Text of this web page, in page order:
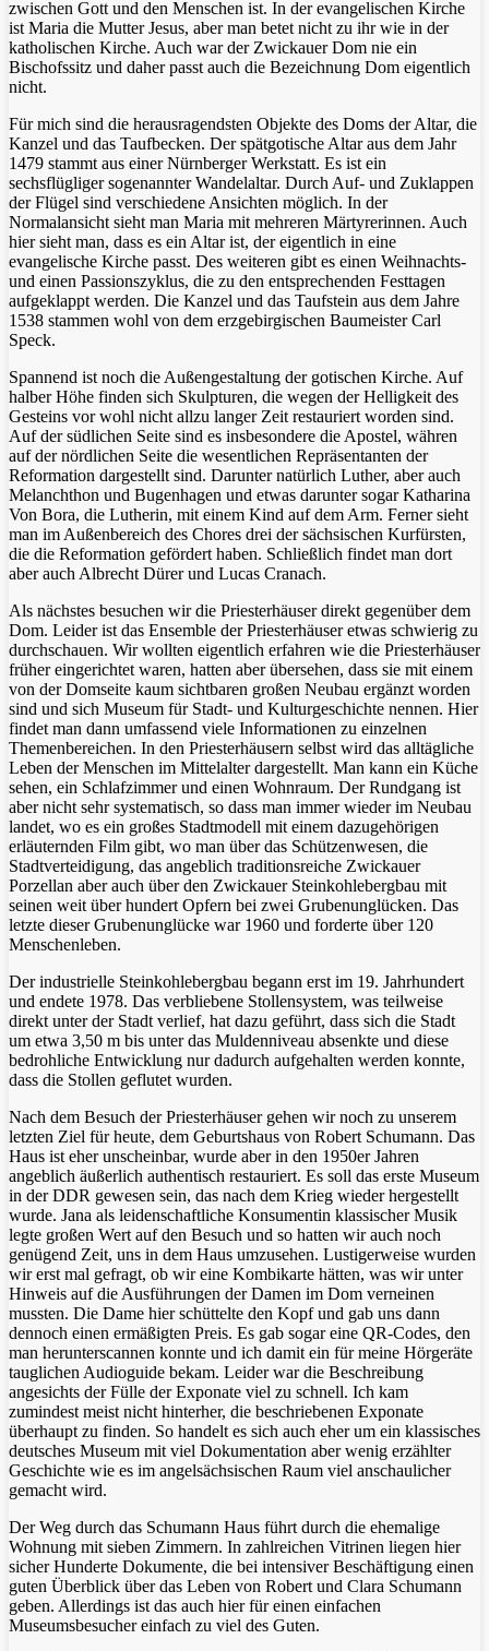
zwischen Gott und den Menschen ist. In der evangelischen Kirche
ist Maria die Mutter Jesus, aber man betet nicht zu ihr wie in der
katholischen Kirche. Auch war der Zwickauer Dom nie ein
Bischofssitz und daher passt auch die Bezeichnung Dom eigentlich
nicht.
Für mich sind die herausragendsten Objekte des Doms der Altar, die
Kanzel und das Taufbecken. Der spätgotische Altar aus dem Jahr
1479 stammt aus einer Nürnberger Werkstatt. Es ist ein
sechsflügliger sogenannter Wandelaltar. Durch Auf- und Zuklappen
der Flügel sind verschiedene Ansichten möglich. In der
Normalansicht sieht man Maria mit mehreren Märtyrerinnen. Auch
hier sieht man, dass es ein Altar ist, der eigentlich in eine
evangelische Kirche passt. Des weiteren gibt es einen Weihnachts-
und einen Passionszyklus, die zu den entsprechenden Festtagen
aufgeklappt werden. Die Kanzel und das Taufstein aus dem Jahre
1538 stammen wohl von dem erzgebirgischen Baumeister Carl
Speck.
Spannend ist noch die Außengestaltung der gotischen Kirche. Auf
halber Höhe finden sich Skulpturen, die wegen der Helligkeit des
Gesteins vor wohl nicht allzu langer Zeit restauriert worden sind.
Auf der südlichen Seite sind es insbesondere die Apostel, währen
auf der nördlichen Seite die wesentlichen Repräsentanten der
Reformation dargestellt sind. Darunter natürlich Luther, aber auch
Melanchthon und Bugenhagen und etwas darunter sogar Katharina
Von Bora, die Lutherin, mit einem Kind auf dem Arm. Ferner sieht
man im Außenbereich des Chores drei der sächsischen Kurfürsten,
die die Reformation gefördert haben. Schließlich findet man dort
aber auch Albrecht Dürer und Lucas Cranach.
Als nächstes besuchen wir die Priesterhäuser direkt gegenüber dem
Dom. Leider ist das Ensemble der Priesterhäuser etwas schwierig zu
durchschauen. Wir wollten eigentlich erfahren wie die Priesterhäuser
früher eingerichtet waren, hatten aber übersehen, dass sie mit einem
von der Domseite kaum sichtbaren großen Neubau ergänzt worden
sind und sich Museum für Stadt- und Kulturgeschichte nennen. Hier
findet man dann umfassend viele Informationen zu einzelnen
Themenbereichen. In den Priesterhäusern selbst wird das alltägliche
Leben der Menschen im Mittelalter dargestellt. Man kann ein Küche
sehen, ein Schlafzimmer und einen Wohnraum. Der Rundgang ist
aber nicht sehr systematisch, so dass man immer wieder im Neubau
landet, wo es ein großes Stadtmodell mit einem dazugehörigen
erläuternden Film gibt, wo man über das Schützenwesen, die
Stadtverteidigung, das angeblich traditionsreiche Zwickauer
Porzellan aber auch über den Zwickauer Steinkohlebergbau mit
seinen weit über hundert Opfern bei zwei Grubenunglücken. Das
letzte dieser Grubenunglücke war 1960 und forderte über 120
Menschenleben.
Der industrielle Steinkohlebergbau begann erst im 19. Jahrhundert
und endete 1978. Das verbliebene Stollensystem, was teilweise
direkt unter der Stadt verlief, hat dazu geführt, dass sich die Stadt
um etwa 3,50 m bis unter das Muldenniveau absenkte und diese
bedrohliche Entwicklung nur dadurch aufgehalten werden konnte,
dass die Stollen geflutet wurden.
Nach dem Besuch der Priesterhäuser gehen wir noch zu unserem
letzten Ziel für heute, dem Geburtshaus von Robert Schumann. Das
Haus ist eher unscheinbar, wurde aber in den 1950er Jahren
angeblich äußerlich authentisch restauriert. Es soll das erste Museum
in der DDR gewesen sein, das nach dem Krieg wieder hergestellt
wurde. Jana als leidenschaftliche Konsumentin klassischer Musik
legte großen Wert auf den Besuch und so hatten wir auch noch
genügend Zeit, uns in dem Haus umzusehen. Lustigerweise wurden
wir erst mal gefragt, ob wir eine Kombikarte hätten, was wir unter
Hinweis auf die Ausführungen der Damen im Dom verneinen
mussten. Die Dame hier schüttelte den Kopf und gab uns dann
dennoch einen ermäßigten Preis. Es gab sogar eine QR-Codes, den
man herunterscannen konnte und ich damit ein für meine Hörgeräte
tauglichen Audioguide bekam. Leider war die Beschreibung
angesichts der Fülle der Exponate viel zu schnell. Ich kam
zumindest meist nicht hinterher, die beschriebenen Exponate
überhaupt zu finden. So handelt es sich auch eher um ein klassisches
deutsches Museum mit viel Dokumentation aber wenig erzählter
Geschichte wie es im angelsächsischen Raum viel anschaulicher
gemacht wird.
Der Weg durch das Schumann Haus führt durch die ehemalige
Wohnung mit sieben Zimmern. In zahlreichen Vitrinen liegen hier
sicher Hunderte Dokumente, die bei intensiver Beschäftigung einen
guten Überblick über das Leben von Robert und Clara Schumann
geben. Allerdings ist das auch hier für einen einfachen
Museumsbesucher einfach zu viel des Guten.